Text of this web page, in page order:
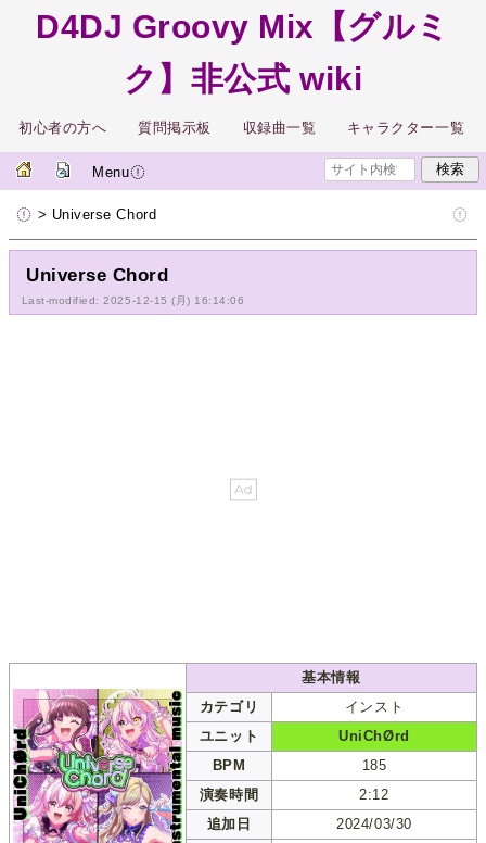
D4DJ Groovy Mix【グルミ
ク】非公式 wiki
初心者の方へ 質問掲示板 収録曲一覧 キャラクター一覧
Menu
> Universe Chord
Universe Chord
Last-modified: 2025-12-15 (月) 16:14:06
基本情報
カテゴリ
インスト
ユニット
UniChØrd
BPM
185
演奏時間
2:12
追加日
2024/03/30